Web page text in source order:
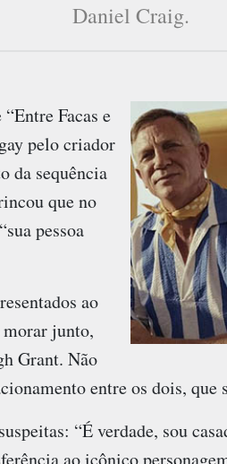
Daniel Craig.
Facas e
pelo criador
da sequência
que no
pessoa
ao
junto,
Grant. Não
entre os dois, que
“É verdade, sou